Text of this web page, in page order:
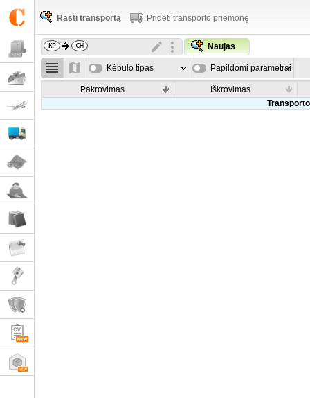
Rasti transportą Pridėti transporto priemonę
Naujas
Kėbulo tipas Papildomi parametrai
Pakrovimas
Iškrovimas